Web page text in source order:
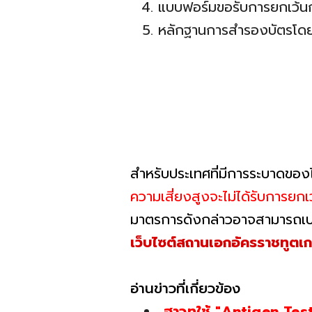
แบบฟอร์มขอรับการยกเว้
หลักฐานการสำรองบัตรโด
สำหรับประเทศที่มีการระบาดข
ความเสี่ยงสูงจะไม่ได้รับการย
มาตรการดังกล่าวอาจสามารถ
เว็บไซต์สถานเอกอัครราชทูตเ
อ่านข่าวที่เกี่ยวข้อง